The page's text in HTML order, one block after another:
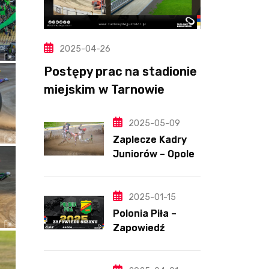
2025-04-26
Postępy prac na stadionie
miejskim w Tarnowie
2025-05-09
Zaplecze Kadry
Juniorów – Opole,
2025-01-15
Polonia Piła –
Zapowiedź